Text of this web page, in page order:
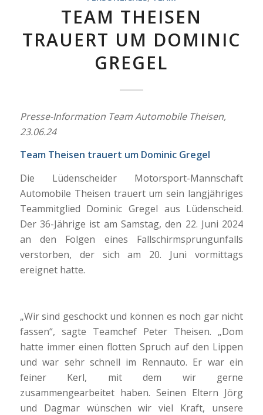
TEAM THEISEN
TRAUERT UM DOMINIC
GREGEL
Presse-Information Team Automobile Theisen,
23.06.24
Team Theisen trauert um Dominic Gregel
Die Lüdenscheider Motorsport-Mannschaft
Automobile Theisen trauert um sein langjähriges
Teammitglied Dominic Gregel aus Lüdenscheid.
Der 36-Jährige ist am Samstag, den 22. Juni 2024
an den Folgen eines Fallschirmsprungunfalls
verstorben, der sich am 20. Juni vormittags
ereignet hatte.
„Wir sind geschockt und können es noch gar nicht
fassen“, sagte Teamchef Peter Theisen. „Dom
hatte immer einen flotten Spruch auf den Lippen
und war sehr schnell im Rennauto. Er war ein
feiner Kerl, mit dem wir gerne
zusammengearbeitet haben. Seinen Eltern Jörg
und Dagmar wünschen wir viel Kraft, unsere